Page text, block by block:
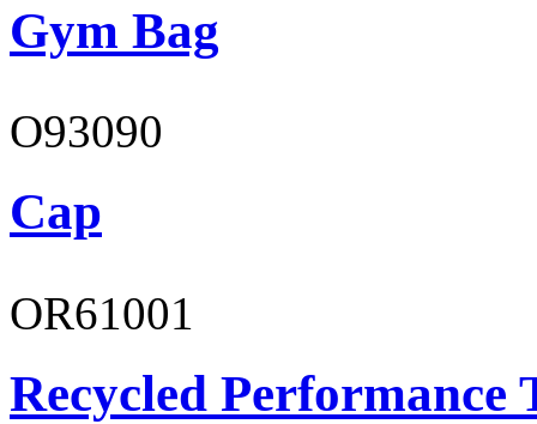
Gym Bag
O93090
Cap
OR61001
Recycled Performance